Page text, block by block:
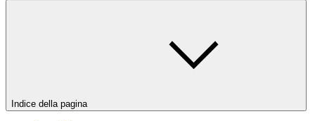
Indice della pagina